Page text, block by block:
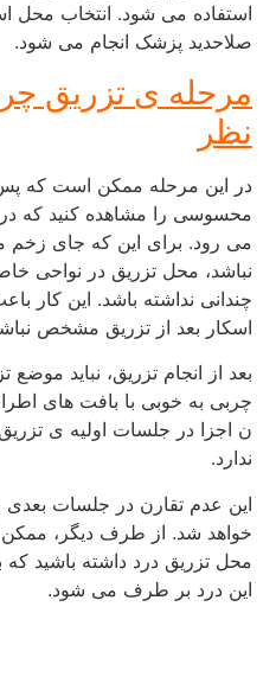
استفاده می شود. انتخاب محل
صلاحدید پزشک انجام می شود.
مرحله ی تزریق
نظر
در این مرحله ممکن است که پس از
محسوسی را مشاهده کنید که در
می رود. برای این که جای زخم
نباشد، محل تزریق در نواحی
چندانی نداشته باشد. این کار
اسکار بعد از تزریق مشخص نباشد.
بعد از انجام تزریق، نباید موضع
چربی به خوبی با بافت های اطراف
ن اجزا در جلسات اولیه ی تزریق
ندارد.
این عدم تقارن در جلسات بعدی
خواهد شد. از طرف دیگر، ممکن
محل تزریق درد داشته باشید که
این درد بر طرف می شود.